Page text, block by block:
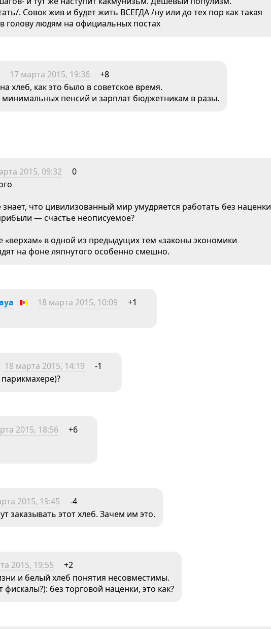
. Совок жив и будет жить ВСЕГДА /ну или до тех пор как такая
голову людям на официальных постах
17 марта 2015, 19:36
+8
хлеб, как это было в советское время.
пенсий и зарплат бюджетникам в разы.
2015, 09:32
0
знает, что цивилизованный мир умудряется работать без наценки
— счастье неописуемое?
в одной из предыдущих тем «законы экономики
на фоне ляпнутого особенно смешно.
18 марта 2015, 10:09
+1
18 марта 2015, 14:19
-1
2015, 18:56 +6
2015, 19:45
-4
заказывать этот хлеб. Зачем им это.
2015, 19:55
+2
и белый хлеб понятия несовместимы.
фискалы?): без торговой наценки, это как?